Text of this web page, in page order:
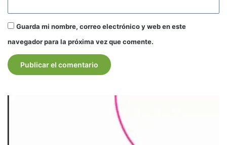
Guarda mi nombre, correo electrónico y web en este
navegador para la próxima vez que comente.